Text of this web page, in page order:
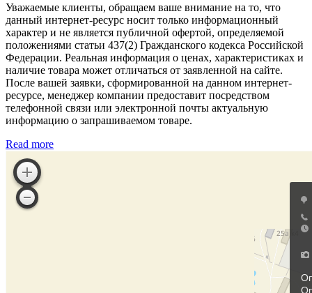
Уважаемые клиенты, обращаем ваше внимание на то, что
данный интернет-ресурс носит только информационный
характер и не является публичной офертой, определяемой
положениями статьи 437(2) Гражданского кодекса Российской
Федерации. Реальная информация о ценах, характеристиках и
наличие товара может отличаться от заявленной на сайте.
После вашей заявки, сформированной на данном интернет-
ресурсе, менеджер компании предоставит посредством
телефонной связи или электронной почты актуальную
информацию о запрашиваемом товаре.
Read more